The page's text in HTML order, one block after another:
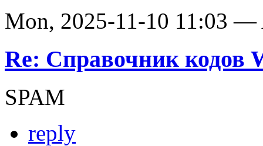
Mon, 2025-11-10 11:03 —
Re: Справочник кодов
SPAM
reply